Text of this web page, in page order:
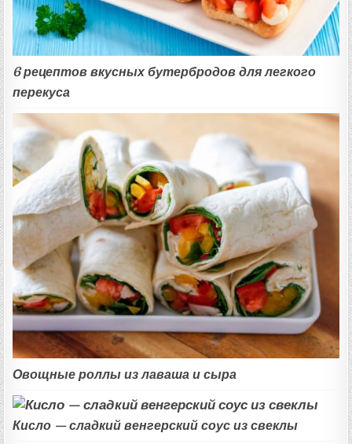
6 рецептов вкусных бутербродов для легкого
перекуса
Овощные роллы из лаваша и сыра
Кисло — сладкий венгерский соус из свеклы